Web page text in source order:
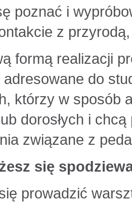
poznać i
z
formą realizacji
do
którzy w sposób
dorosłych i
związane z
się
prowadzić